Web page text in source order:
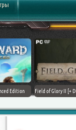
Edition
Field of Glory II [+